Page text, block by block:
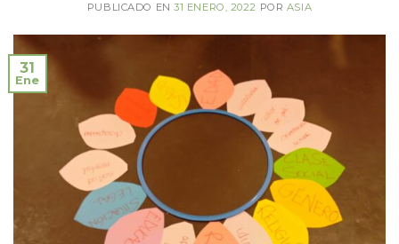
PUBLICADO EN31 ENERO, 2022 POR ASIA
31
Ene